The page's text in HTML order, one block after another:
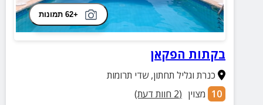
+62 תמונות
בקתות הפקאן
כנרת וגליל תחתון,שדי תרומות
10 מצוין (
2 חוות דעת)